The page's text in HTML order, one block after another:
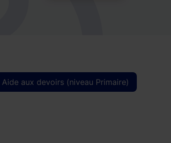
Aide aux devoirs (niveau Primaire)